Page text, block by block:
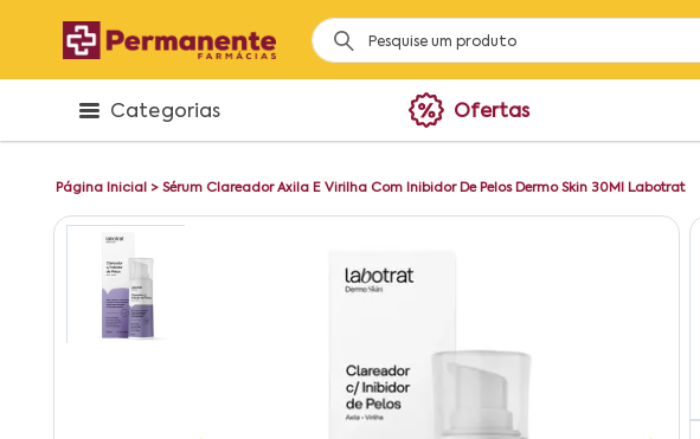
Categorias Ofertas
Página Inicial > Sérum Clareador Axila E Virilha Com Inibidor De Pelos Dermo Skin 30Ml Labotrat